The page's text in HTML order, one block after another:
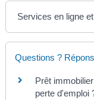
Services en ligne
Questions ?
Prêt
perte d'emploi